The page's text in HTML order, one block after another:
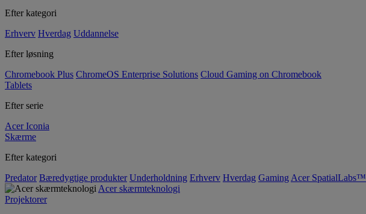
Efter kategori
Erhverv Hverdag Uddannelse
Efter løsning
Chromebook Plus ChromeOS Enterprise Solutions Cloud Gaming on Chromebook
Tablets
Efter serie
Acer Iconia
Skærme
Efter kategori
Predator Bæredygtige produkter Underholdning Erhverv Hverdag Gaming Acer SpatialLabs™
Acer skærmteknologi
Projektorer